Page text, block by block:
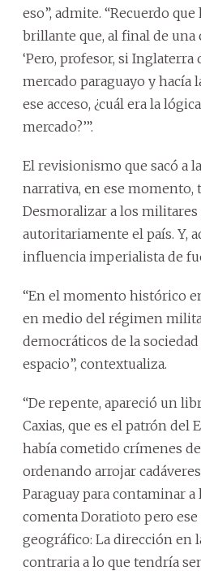
eso”, admite. “Recuerdo
brillante que, al final de una
‘Pero, profesor, si Inglaterra
mercado paraguayo y hacía
ese acceso, ¿cuál era la
mercado?’”.
El revisionismo que sacó a
narrativa, en ese momento,
Desmoralizar a los
autoritariamente el país. Y,
influencia imperialista de
“En el momento histórico
en medio del régimen
democráticos de la
espacio”, contextualiza.
“De repente, apareció un
Caxias, que es el patrón del
había cometido crímenes
ordenando arrojar
Paraguay para contaminar a
comenta Doratioto pero
geográfico: La dirección en
contraria a lo que tendría